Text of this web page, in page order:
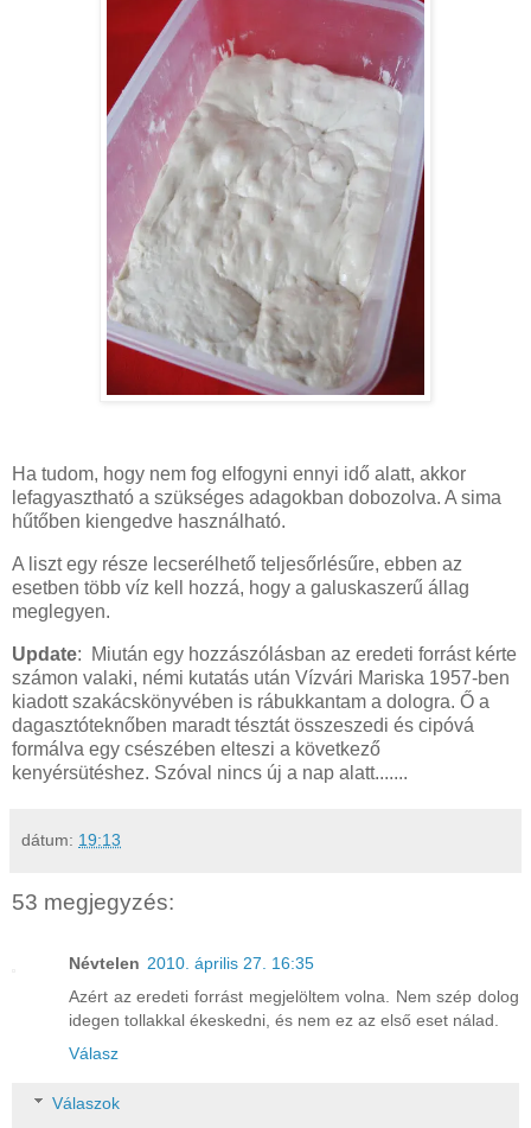
Ha tudom, hogy nem fog elfogyni ennyi idő alatt, akkor
lefagyasztható a szükséges adagokban dobozolva. A sima
hűtőben kiengedve használható.
A liszt egy része lecserélhető teljesőrlésűre, ebben az
esetben több víz kell hozzá, hogy a galuskaszerű állag
meglegyen.
Update: Miután egy hozzászólásban az eredeti forrást kérte
számon valaki, némi kutatás után Vízvári Mariska 1957-ben
kiadott szakácskönyvében is rábukkantam a dologra. Ő a
dagasztóteknőben maradt tésztát összeszedi és cipóvá
formálva egy csészében elteszi a következő
kenyérsütéshez. Szóval nincs új a nap alatt.......
dátum: 19:13
53 megjegyzés:
Névtelen 2010. április 27. 16:35
Azért az eredeti forrást megjelöltem volna. Nem szép dolog
idegen tollakkal ékeskedni, és nem ez az első eset nálad.
Válasz
Válaszok